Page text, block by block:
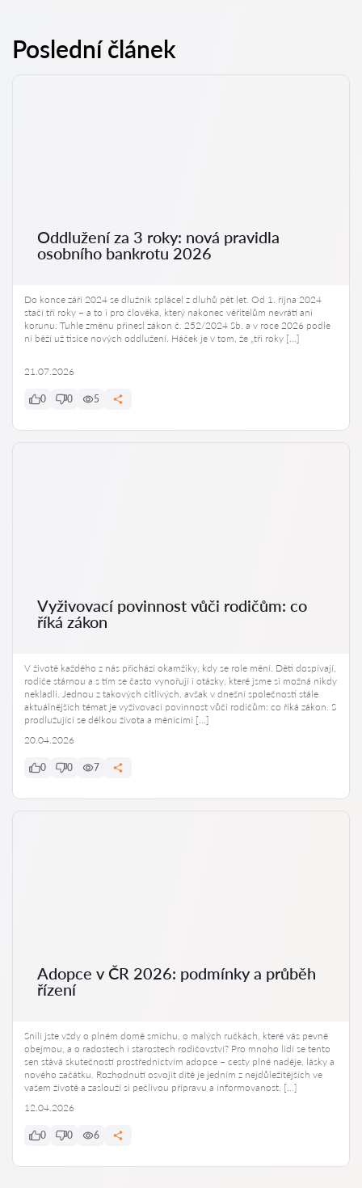
Poslední článek
Oddlužení za 3 roky: nová pravidla
osobního bankrotu 2026
Do konce září 2024 se dlužník splácel z dluhů pět let. Od 1. října 2024
stačí tři roky – a to i pro člověka, který nakonec věřitelům nevrátí ani
korunu. Tuhle změnu přinesl zákon č. 252/2024 Sb. a v roce 2026 podle
ní běží už tisíce nových oddlužení. Háček je v tom, že „tři roky […]
21.07.2026
0 0 5
Vyživovací povinnost vůči rodičům: co
říká zákon
V životě každého z nás přichází okamžiky, kdy se role mění. Děti dospívají,
rodiče stárnou a s tím se často vynořují i otázky, které jsme si možná nikdy
nekladli. Jednou z takových citlivých, avšak v dnešní společnosti stále
aktuálnějších témat je vyživovací povinnost vůči rodičům: co říká zákon. S
prodlužující se délkou života a měnícími […]
20.04.2026
0 0 7
Adopce v ČR 2026: podmínky a průběh
řízení
Snili jste vždy o plném domě smíchu, o malých ručkách, které vás pevně
obejmou, a o radostech i starostech rodičovství? Pro mnoho lidí se tento
sen stává skutečností prostřednictvím adopce – cesty plné naděje, lásky a
nového začátku. Rozhodnutí osvojit dítě je jedním z nejdůležitějších ve
vašem životě a zaslouží si pečlivou přípravu a informovanost. […]
12.04.2026
0 0 6